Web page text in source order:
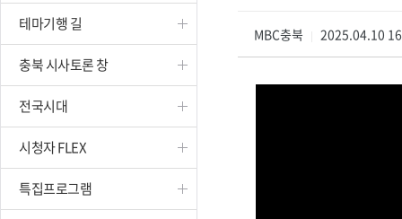
옥천
종영프로그램
테마기행 길
충북 시사토론 창
전국시대
시청자 FLEX
특집프로그램
MBC충북 2025.04.10